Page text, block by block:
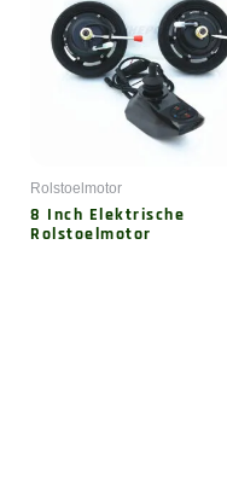
Rolstoelmotor
8 Inch Elektrische
Rolstoelmotor